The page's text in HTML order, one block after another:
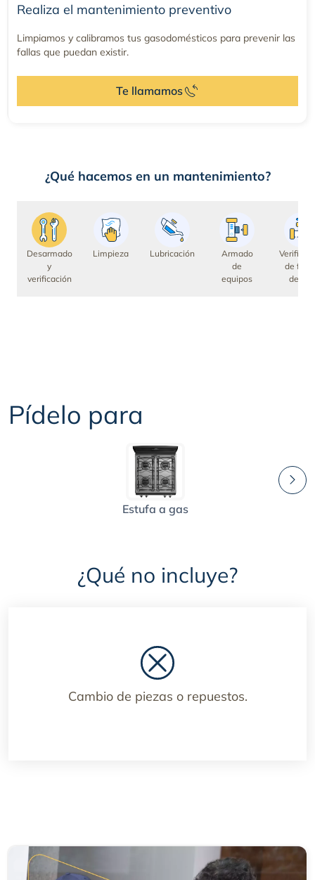
Realiza el mantenimiento preventivo
Limpiamos y calibramos tus gasodomésticos para prevenir las
fallas que puedan existir.
Te llamamos
¿Qué hacemos en un mantenimiento?
Desarmado
y
verificación
Limpieza Lubricación
Armado
de
equipos
de
de gas
Pídelo para
Estufa a gas
¿Qué no incluye?
Cambio de piezas o repuestos.